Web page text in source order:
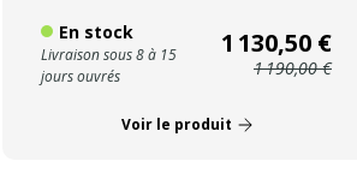
En stock
Livraison sous 8 à 15
jours ouvrés
1 130,50 €
1 190,00 €
Voir le produit